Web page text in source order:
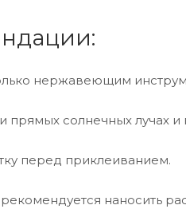
нержавеющим
прямых солнечных лучах
перед приклеиванием.
наносить